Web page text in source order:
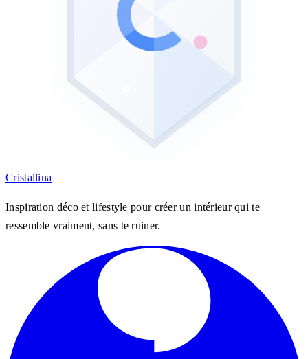
Cristallina
Inspiration déco et lifestyle pour créer un intérieur qui te
ressemble vraiment, sans te ruiner.